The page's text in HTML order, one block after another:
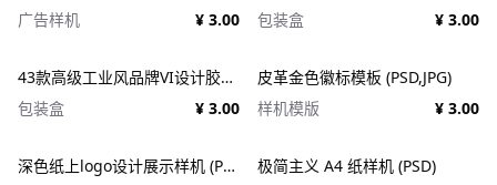
广告样机
¥ 3.00
包装盒
¥ 3.00
43款高级工业风品牌VI设计胶带包装纸盒名片信纸信封展示效果图PSD样机 Duct tape &#038; Box mockups
包装盒
¥ 3.00
皮革金色徽标模板 (PSD,JPG)
样机模版
¥ 3.00
深色纸上logo设计展示样机 (PSD)
极简主义 A4 纸样机 (PSD)